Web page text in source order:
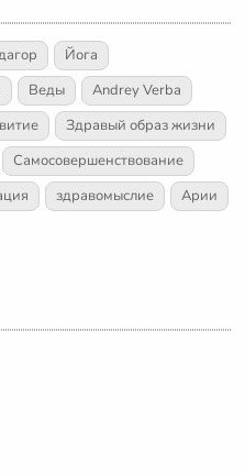
Йога
Веды
Andrey Verba
Здравый образ жизни
Самосовершенствование
здравомыслие
Арии